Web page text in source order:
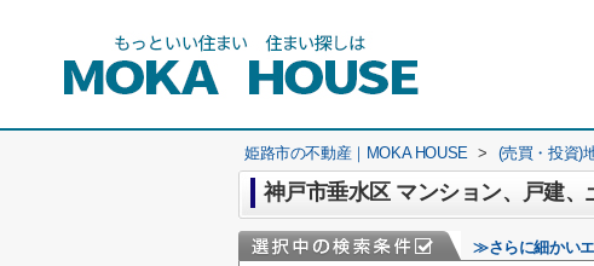
姫路市の不動産｜MOKA HOUSE > (売買・投資)
≫さらに細かいエ